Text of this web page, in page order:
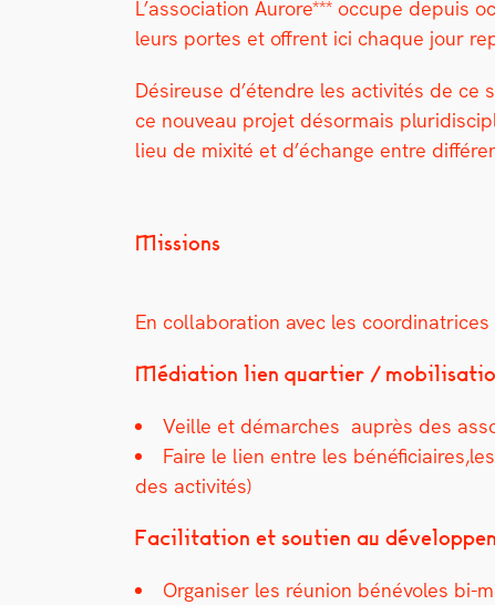
L’association Aurore*** occupe depuis
leurs portes et offrent ici chaque jour
Désireuse d’étendre les activ­ités de ce
ce nou­veau pro­jet désor­mais
lieu de mix­ité et d’échange entre
Missions
En col­lab­o­ra­tion avec les
Médi­a­tion lien quarti­er /
Veille et démarch­es auprès des
Faire le lien entre les
des activ­ités)
Facil­i­ta­tion et sou­tien au
Organ­is­er les réu­nion bénév­oles bi-